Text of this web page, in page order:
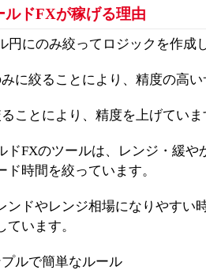
ルドFXが稼げる理由
円にのみ絞ってロジックを作成
に絞ることにより、精度の高
ることにより、精度を上げてい
ドFXのツールは、レンジ・緩
ド時間を絞っています。
ンドやレンジ相場になりやすい
います。
プルで簡単なルール